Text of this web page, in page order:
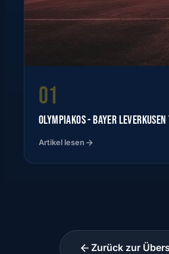
01
OLYMPIAKOS - BAYER
Artikel lesen
Zurück zur